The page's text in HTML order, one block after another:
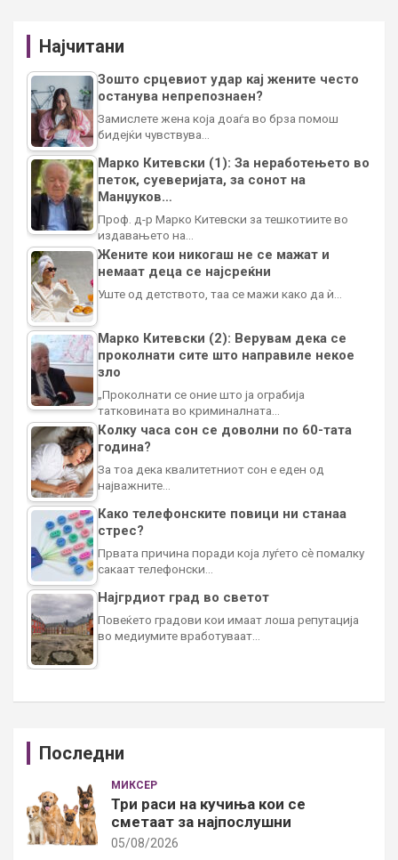
Најчитани
Зошто срцевиот удар кај жените често
останува непрепознаен?
Замислете жена која доаѓа во брза помош
бидејќи чувствува…
Марко Китевски (1): За неработењето во
петок, суеверијата, за сонот на
Манџуков…
Проф. д-р Марко Китевски за тешкотиите во
издавањето на…
Жените кои никогаш не се мажат и
немаат деца се најсреќни
Уште од детството, таа се мажи како да ѝ…
Марко Китевски (2): Верувам дека се
проколнати сите што направиле некое
зло
„Проколнати се оние што ја ограбија
татковината во криминалната…
Колку часа сон се доволни по 60-тата
година?
За тоа дека квалитетниот сон е еден од
најважните…
Како телефонските повици ни станаа
стрес?
Првата причина поради која луѓето сè помалку
сакаат телефонски…
Најгрдиот град во светот
Повеќето градови кои имаат лоша репутација
во медиумите вработуваат…
Последни
МИКСЕР
Три раси на кучиња кои се
сметаат за најпослушни
05/08/2026